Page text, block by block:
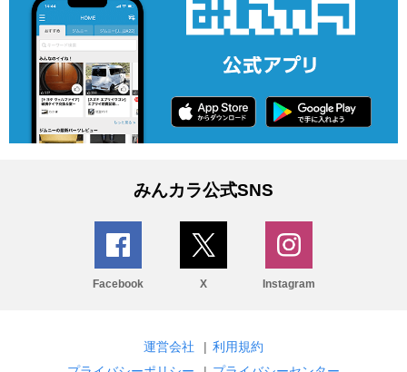
みんカラ公式SNS
Facebook X Instagram
運営会社 | 利用規約